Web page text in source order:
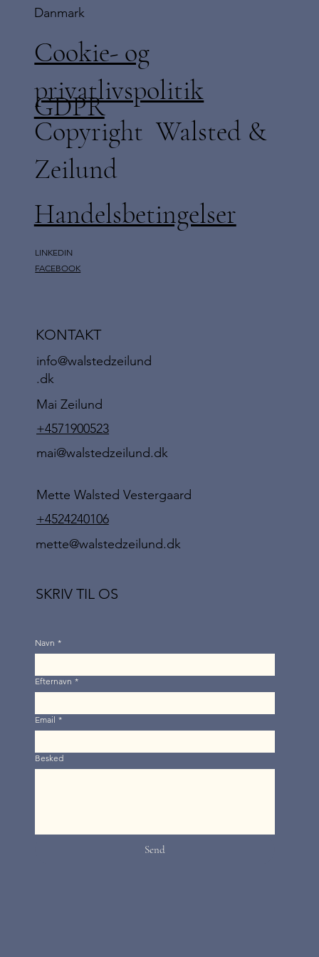
Danmark
GDPR
Cookie- og
privatlivspolitik
Copyright Walsted &
Zeilund
Handelsbetingelser
FACEBOOK
LINKEDIN
KONTAKT
info@walstedzeilund
.dk
Mai Zeilund
+4571900523
mai@walstedzeilund.dk
Mette Walsted Vestergaard
+4524240106
mette@walstedzeilund.dk
Navn *
Efternavn *
Email *
Besked
Send
SKRIV TIL OS